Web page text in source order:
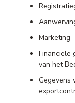
Financiële
van het
Gegevens